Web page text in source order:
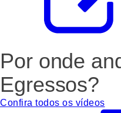
Por onde
Egressos?
Confira todos os vídeos